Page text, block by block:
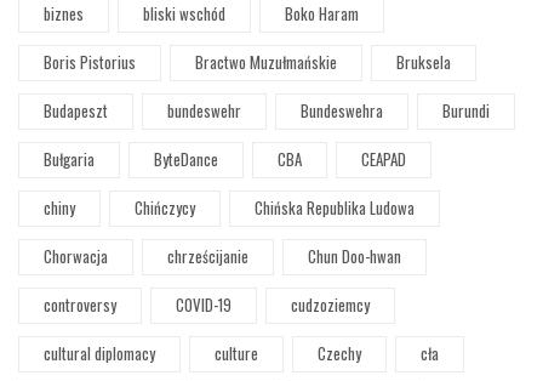
biznes
bliski wschód
Boko Haram
Boris Pistorius
Bractwo Muzułmańskie
Bruksela
Budapeszt
bundeswehr Bundeswehra
Burundi
Bułgaria
ByteDance CBA
CEAPAD
chiny
Chińczycy
Chińska Republika Ludowa
Chorwacja
chrześcijanie
Chun Doo-hwan
controversy
COVID-19
cudzoziemcy
cultural diplomacy
culture Czechy
cła